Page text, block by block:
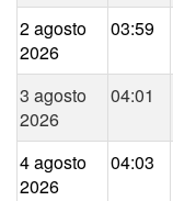
2 agosto
2026
03:59
3 agosto
2026
04:01
4 agosto
2026
04:03